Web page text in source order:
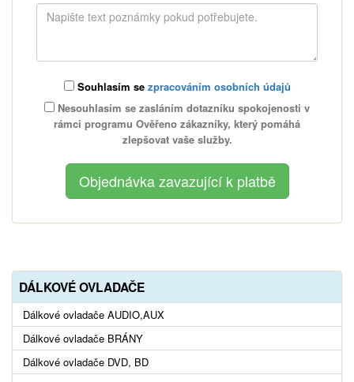
Souhlasím se zpracováním osobních údajů
Nesouhlasím se zasláním dotazníku spokojenosti v
rámci programu Ověřeno zákazníky, který pomáhá
zlepšovat vaše služby.
DÁLKOVÉ OVLADAČE
Dálkové ovladače AUDIO,AUX
Dálkové ovladače BRÁNY
Dálkové ovladače DVD, BD